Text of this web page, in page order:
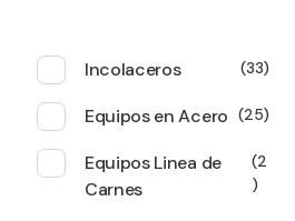
Incolaceros 33
Equipos en Acero 25
Equipos Linea de
Carnes
2